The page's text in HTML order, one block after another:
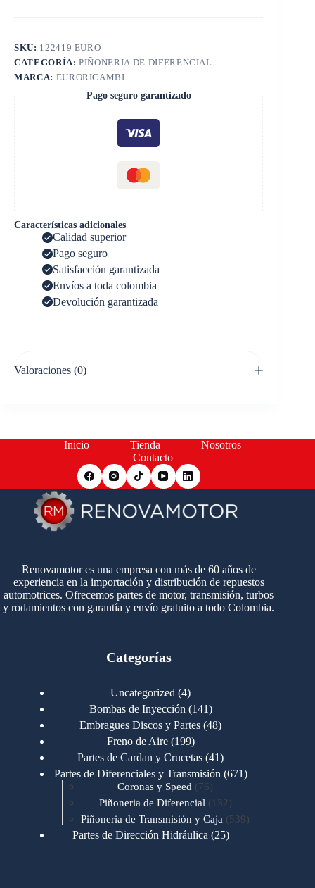
lbs
cantidad
SKU: 122419 EURO
CATEGORÍA:PIÑONERIA DE DIFERENCIAL
MARCA: EURORICAMBI
Pago seguro garantizado
Características adicionales
Calidad superior
Pago seguro
Satisfacción garantizada
Envíos a toda colombia
Devolución garantizada
Valoraciones (0)
Inicio Tienda
Nosotros
Contacto
Renovamotor es una empresa con más de 60 años de
experiencia en la importación y distribución de repuestos
automotrices. Ofrecemos partes de motor, transmisión, turbos
y rodamientos con garantía y envío gratuito a todo Colombia.
Categorías
Uncategorized 44
productos
Bombas de Inyección 141141
productos
Embragues Discos y Partes 4848
Freno de Aire 199199
productos
Partes de Cardan y Crucetas 4141
productos
Partes de Diferenciales y Transmisión 671671
Coronas y Speed 7676
productos
Piñoneria de Diferencial 132 132
productos
Piñoneria de Transmisión y Caja 539539
Partes de Dirección Hidráulica 2525